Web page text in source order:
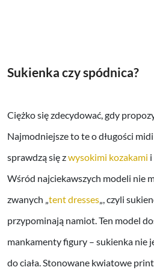
Sukienka czy spódnica?
Ciężko się zdecydować, gdy
Najmodniejsze to te o długości
sprawdzą się zwysokimi kozakami i
Wśród najciekawszych modeli nie
zwanych „ tent dresses „, czyli
przypominają namiot. Ten model
mankamenty figury – sukienka nie
do ciała. Stonowane kwiatowe